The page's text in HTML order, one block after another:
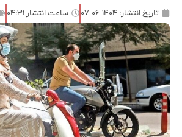
تاریخ انتشار: ۱۴۰۴-۰۶-۰۷ ساعت انتشار ۰۴:۳۱